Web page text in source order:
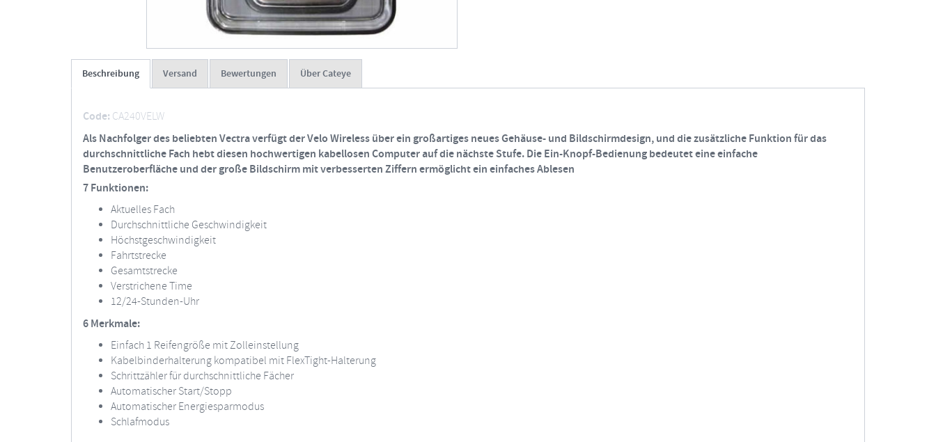
Beschreibung Versand Bewertungen Über Cateye
Code: CA240VELW
Als Nachfolger des beliebten Vectra verfügt der Velo Wireless über ein großartiges neues Gehäuse- und Bildschirmdesign, und die zusätzliche Funktion für das
durchschnittliche Fach hebt diesen hochwertigen kabellosen Computer auf die nächste Stufe. Die Ein-Knopf-Bedienung bedeutet eine einfache
Benutzeroberfläche und der große Bildschirm mit verbesserten Ziffern ermöglicht ein einfaches Ablesen
7 Funktionen:
Aktuelles Fach
Durchschnittliche Geschwindigkeit
Höchstgeschwindigkeit
Fahrtstrecke
Gesamtstrecke
Verstrichene Time
12/24-Stunden-Uhr
6 Merkmale:
Einfach 1 Reifengröße mit Zolleinstellung
Kabelbinderhalterung kompatibel mit FlexTight-Halterung
Schrittzähler für durchschnittliche Fächer
Automatischer Start/Stopp
Automatischer Energiesparmodus
Schlafmodus